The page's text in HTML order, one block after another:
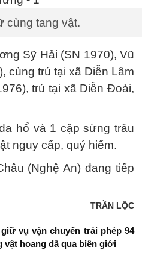
cùng tang vật.
Sỹ Hải (SN 1970), Vũ
cùng trú tại xã Diễn Lâm
trú tại xã Diễn Đoài,
hổ và 1 cặp sừng trâu
nguy cấp, quý hiếm.
(Nghệ An) đang tiếp
TRẦN LỘC
vụ vận chuyển trái phép 94
vật hoang dã qua biên giới